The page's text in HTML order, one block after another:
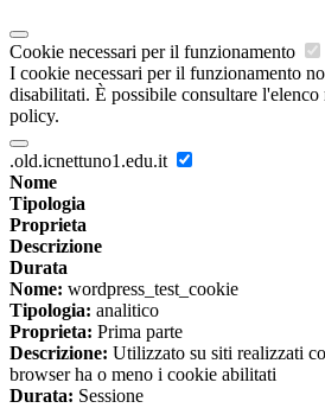
Cookie necessari per il funzionamento
I cookie necessari per il funzionamento
disabilitati. È possibile consultare
policy.
.old.icnettuno1.edu.it
Nome
Tipologia
Proprieta
Descrizione
Durata
Nome: wordpress_test_cookie
Tipologia: analitico
Proprieta: Prima parte
Descrizione: Utilizzato su siti realizzati
browser ha o meno i cookie abilitati
Durata: Sessione